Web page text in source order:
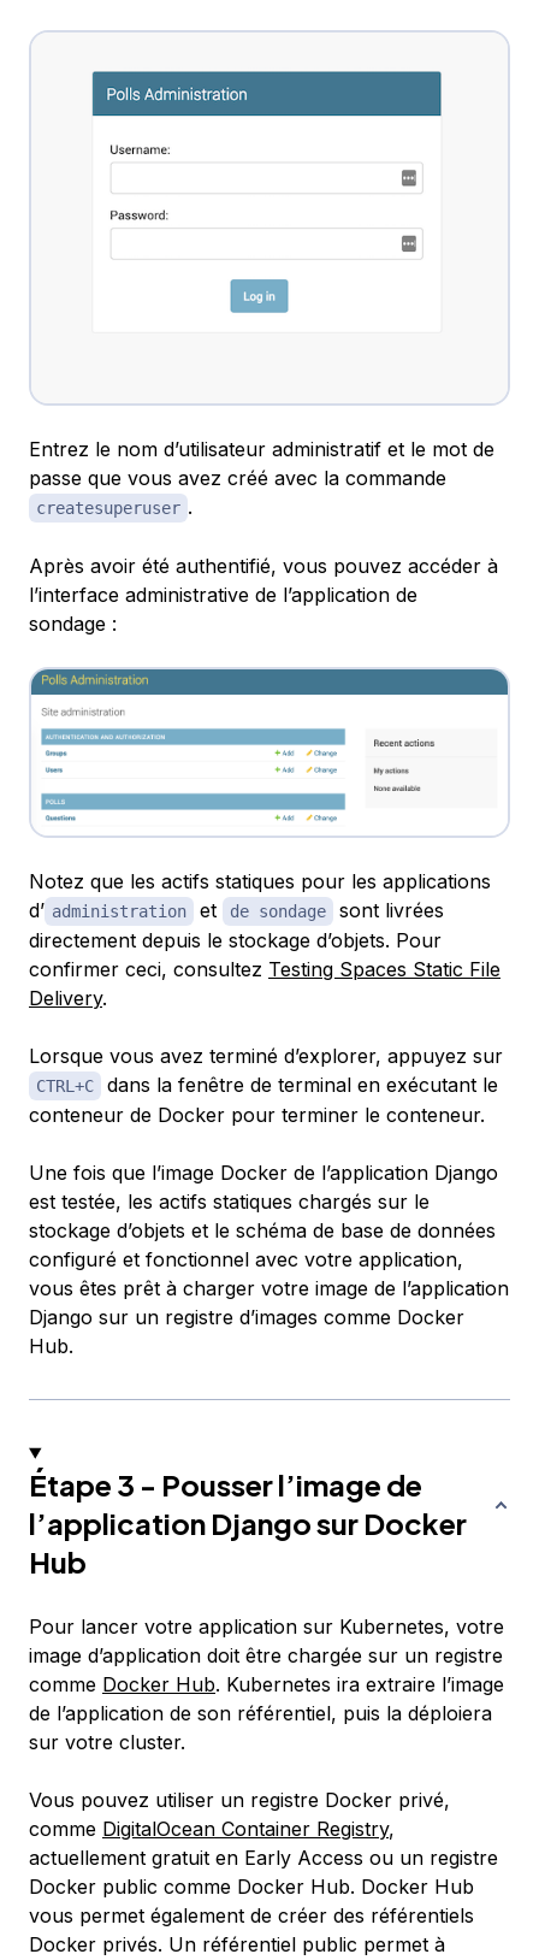
Entrez le nom d’utilisateur administratif et le mot de
passe que vous avez créé avec la commande
createsuperuser .
Après avoir été authentifié, vous pouvez accéder à
l’interface administrative de l’application de
sondage :
Notez que les actifs statiques pour les applications
d’ administration et de sondage
sont livrées
directement depuis le stockage d’objets. Pour
confirmer ceci, consultez Testing Spaces Static File
Delivery.
Lorsque vous avez terminé d’explorer, appuyez sur
CTRL+C
dans la fenêtre de terminal en exécutant le
conteneur de Docker pour terminer le conteneur.
Une fois que l’image Docker de l’application Django
est testée, les actifs statiques chargés sur le
stockage d’objets et le schéma de base de données
configuré et fonctionnel avec votre application,
vous êtes prêt à charger votre image de l’application
Django sur un registre d’images comme Docker
Hub.
Étape 3 - Pousser l’image de
l’application Django sur Docker
Hub
Pour lancer votre application sur Kubernetes, votre
image d’application doit être chargée sur un registre
comme Docker Hub. Kubernetes ira extraire l’image
de l’application de son référentiel, puis la déploiera
sur votre cluster.
Vous pouvez utiliser un registre Docker privé,
comme DigitalOcean Container Registry,
actuellement gratuit en Early Access ou un registre
Docker public comme Docker Hub. Docker Hub
vous permet également de créer des référentiels
Docker privés. Un référentiel public permet à